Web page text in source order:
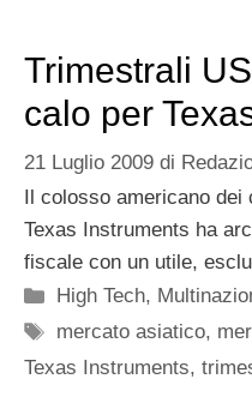
Trimestrali
calo per
21 Luglio 2009 di
Il colosso americano
Texas Instruments ha
fiscale con un utile,
Categorie
High Tech,
Tag
mercato asiatico,
Texas Instruments,